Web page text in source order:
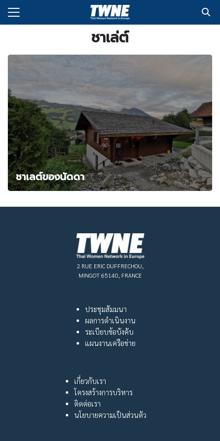
Skip
มพ์
รา
ชาเล่ต์
ชาเลต์ของนัดดา
2 RUE ERIC DUFFRECHOU,
MINGOT 65140, FRANCE
ประชุมสัมมนา
ผลการดำเนินงาน
ระเบียบข้อบังคับ
แผนงานเครือข่าย
เกี่ยวกับเรา
โครงสร้างการบริหาร
ติดต่อเรา
นโยบายความเป็นส่วนตัว